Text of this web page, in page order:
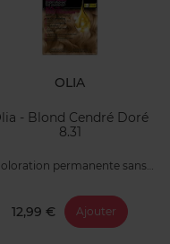
OLIA
- Blond Cendré Doré
8.31
permanente sans
12,99 € Ajouter